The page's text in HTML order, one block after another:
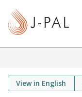
View in English